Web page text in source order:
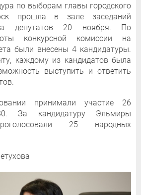
по выборам главы городского
прошла в зале заседаний
депутатов 20 ноября. По
конкурсной комиссии на
были внесены 4 кандидатуры.
каждому из кандидатов была
выступить и ответить
принимали участие 26
За кандидатуру Эльмиры
25 народных